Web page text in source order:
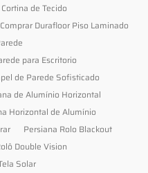
de Tecido
Durafloor Piso Laminado
para Escritorio
de Parede Sofisticado
de Alumínio Horizontal
Horizontal de Alumínio
Persiana Rolo Blackout
Double Vision
Solar